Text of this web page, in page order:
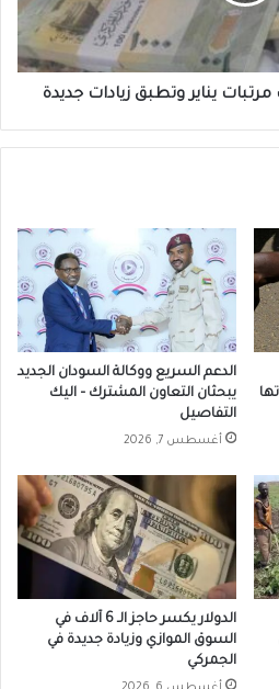
يناير وتطبق زيادات جديدة
الدعم السريع ووكالة السودان الجديد
يبحثان التعاون المشترك – اليك
التفاصيل
أغسطس 7, 2026
الدولار يكسر حاجز الـ 6 آلاف في
السوق الموازي وزيادة جديدة في
الجمركي